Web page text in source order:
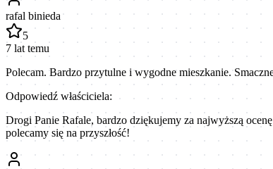
rafal binieda
5
7 lat temu
Polecam. Bardzo przytulne i wygodne mieszkanie.
Odpowiedź właściciela:
Drogi Panie Rafale, bardzo dziękujemy za najwyższą
polecamy się na przyszłość!